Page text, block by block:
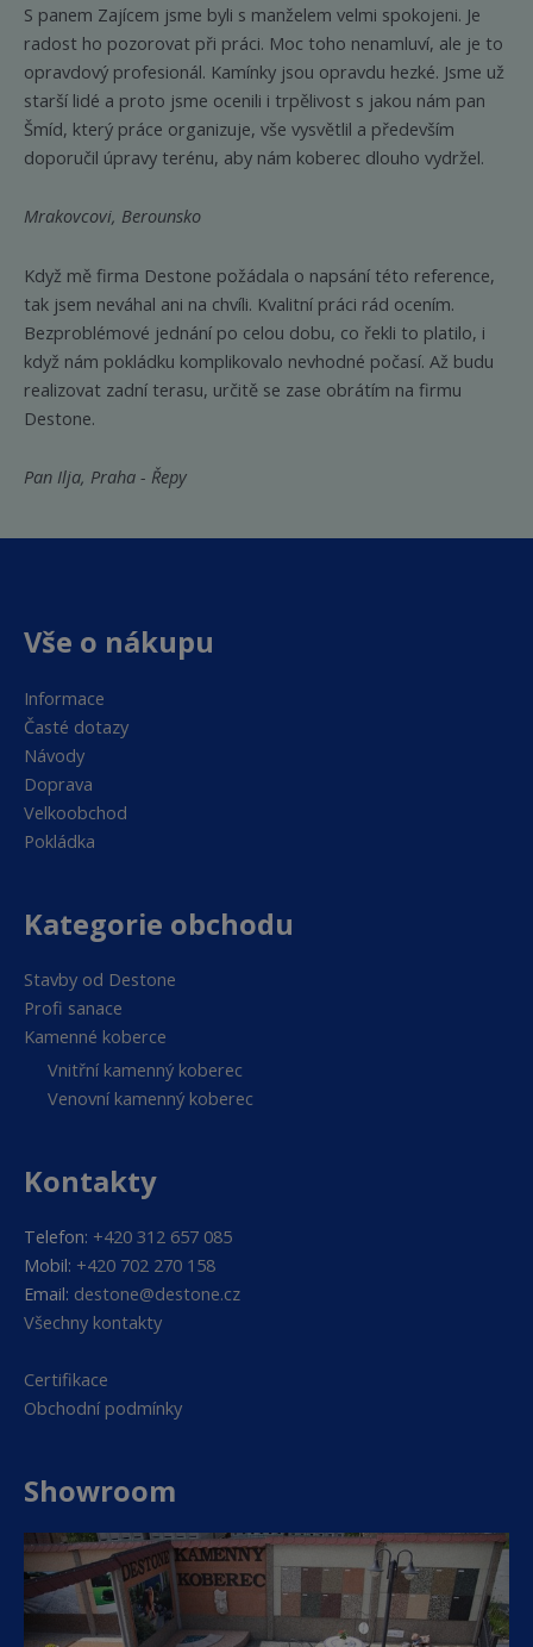
S panem Zajícem jsme byli s manželem velmi spokojeni. Je
radost ho pozorovat při práci. Moc toho nenamluví, ale je to
opravdový profesionál. Kamínky jsou opravdu hezké. Jsme už
starší lidé a proto jsme ocenili i trpělivost s jakou nám pan
Šmíd, který práce organizuje, vše vysvětlil a především
doporučil úpravy terénu, aby nám koberec dlouho vydržel.
Mrakovcovi, Berounsko
Když mě firma Destone požádala o napsání této reference,
tak jsem neváhal ani na chvíli. Kvalitní práci rád ocením.
Bezproblémové jednání po celou dobu, co řekli to platilo, i
když nám pokládku komplikovalo nevhodné počasí. Až budu
realizovat zadní terasu, určitě se zase obrátím na firmu
Destone.
Pan Ilja, Praha - Řepy
Vše o nákupu
Informace
Časté dotazy
Návody
Doprava
Velkoobchod
Pokládka
Kategorie obchodu
Stavby od Destone
Profi sanace
Kamenné koberce
Vnitřní kamenný koberec
Venovní kamenný koberec
Kontakty
Telefon: +420 312 657 085
Mobil: +420 702 270 158
Email: destone@destone.cz
Všechny kontakty
Certifikace
Obchodní podmínky
Showroom